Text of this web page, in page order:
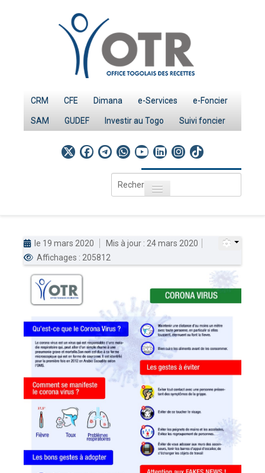
CRM CFE Dimana e-Services e-Foncier
SAM GUDEF Investir au Togo Suivi foncier
Rechercher
Toggle navigation
Le système fiscal
DOUANES
Douane Togolaise
CADASTRE &
Conserv. Foncière
ACTUALITES
Toute l'actualité!
DOCUMENTATION
Toute la Documentation
CONTACT
Contactez OTR
le 19 mars 2020
Mis à jour : 24 mars 2020
Affichages : 205812